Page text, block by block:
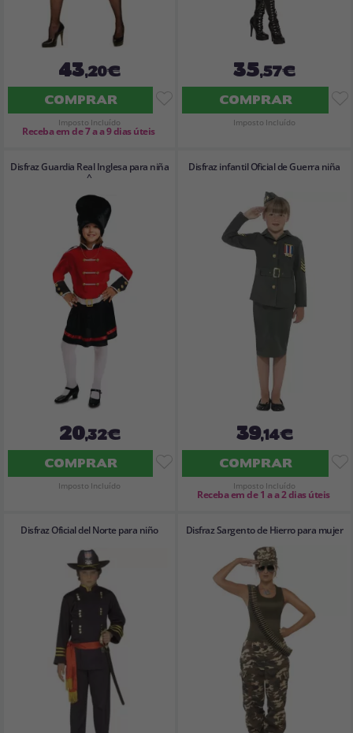
43,20€
COMPRAR
Imposto Incluído
Receba em de 7 a a 9 dias úteis
35,57€
COMPRAR
Imposto Incluído
Disfraz Guardia Real Inglesa para niña
^
20,32€
COMPRAR
Imposto Incluído
Disfraz infantil Oficial de Guerra niña
39,14€
COMPRAR
Imposto Incluído
Receba em de 1 a a 2 dias úteis
Disfraz Oficial del Norte para niño Disfraz Sargento de Hierro para mujer